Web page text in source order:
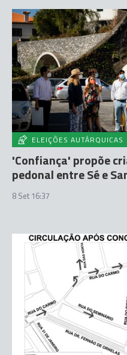
ELEIÇÕES AUTÁRQUICAS
'Confiança' propõe
pedonal entre Sé e
8 Set 16:37